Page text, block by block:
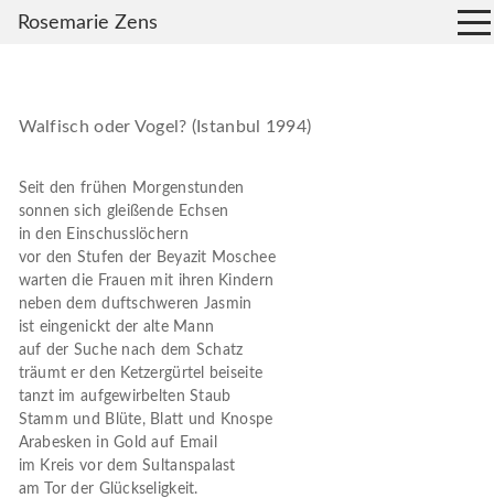
Walfisch oder Vogel? (Istanbul 1994)
Seit den frühen Morgenstunden
sonnen sich gleißende Echsen
in den Einschusslöchern
vor den Stufen der Beyazit Moschee
warten die Frauen mit ihren Kindern
neben dem duftschweren Jasmin
ist eingenickt der alte Mann
auf der Suche nach dem Schatz
träumt er den Ketzergürtel beiseite
tanzt im aufgewirbelten Staub
Stamm und Blüte, Blatt und Knospe
Arabesken in Gold auf Email
im Kreis vor dem Sultanspalast
am Tor der Glückseligkeit.
Rosemarie Zens